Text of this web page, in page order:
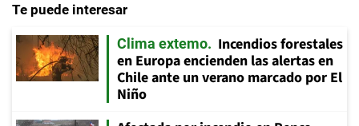
Te puede interesar
Clima extemo
Incendios forestales
en Europa encienden las alertas en
Chile ante un verano marcado por El
Niño